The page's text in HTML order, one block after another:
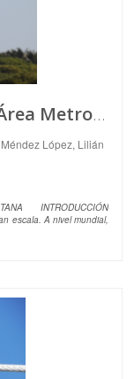
Incidencia de Mérida en el Área Metropolitana
López, Lilián
INTRODUCCIÓN
escala. A nivel mundial,